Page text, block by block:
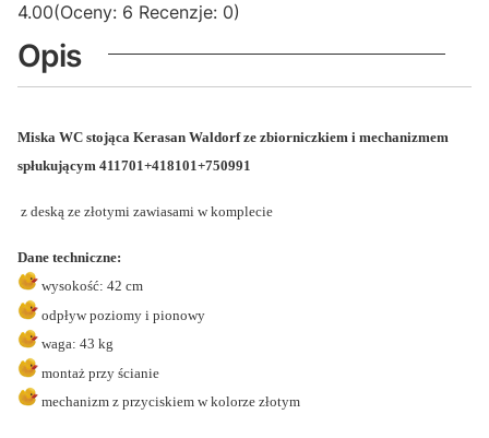
4.00(Oceny: 6 Recenzje: 0)
Opis
Miska WC stojąca Kerasan Waldorf ze zbiorniczkiem i mechanizmem
spłukującym 411701+418101+750991
z deską ze złotymi zawiasami w komplecie
Dane techniczne:
wysokość: 42 cm
odpływ poziomy i pionowy
waga: 43 kg
montaż przy ścianie
mechanizm z przyciskiem w kolorze złotym